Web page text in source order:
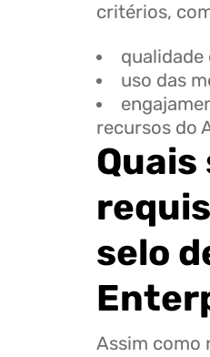
critérios,
uso das
recursos do
Quais
selo
Assim como